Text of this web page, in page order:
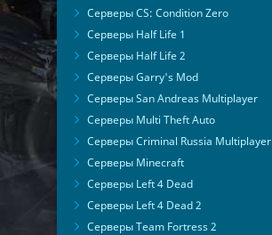
Серверы CS: Condition Zero
Серверы Half Life 1
Серверы Half Life 2
Серверы Garry's Mod
Серверы San Andreas Multiplayer
Серверы Multi Theft Auto
Серверы Criminal Russia Multiplayer
Серверы Minecraft
Серверы Left 4 Dead
Серверы Left 4 Dead 2
Серверы Team Fortress 2